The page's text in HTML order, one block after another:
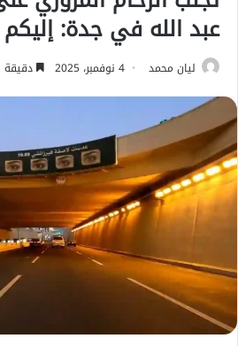
عبد الله في جدة: إليكم 3 طرق بديلة
ليان محمد 4 نوفمبر، 2025 دقيقة